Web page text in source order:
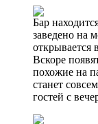
Бар
заведено на
открывается
Вскоре
похожие на
станет
гостей с